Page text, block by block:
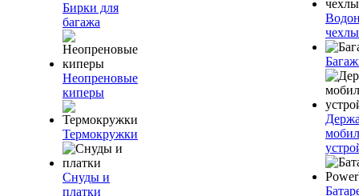
Бирки для
багажа
Неопреновые
киперы
Термокружки
Снуды и
платки